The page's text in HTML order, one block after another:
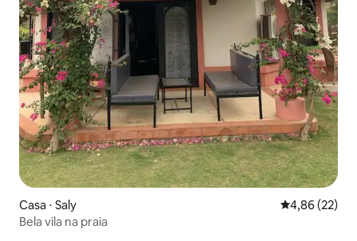
Casa ⋅ Saly 4,86 de uma
4,86 (22)
Bela vila na praia